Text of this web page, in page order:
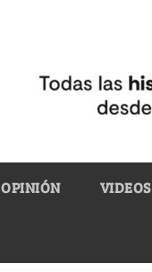
OPINIÓN VIDEOS